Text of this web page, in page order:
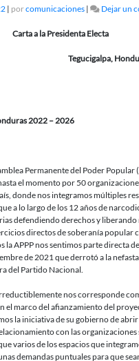
| porcomunicaciones | Dejar un
Carta a la Presidenta Electa
Honduras 11
2022 – 2026
Permanente del Poder Popular
el momento por 50
donde nos integramos múltiples
a lo largo de los 12 años de
defendiendo derechos y liberando
directos de soberanía popular
la APPP nos sentimos parte directa
de 2021 que derrotó a la
del Partido Nacional.
nos corresponde
el marco del afianzamiento del
la iniciativa de su gobierno de
con las organizaciones
varios de los espacios que
demandas puntuales para que